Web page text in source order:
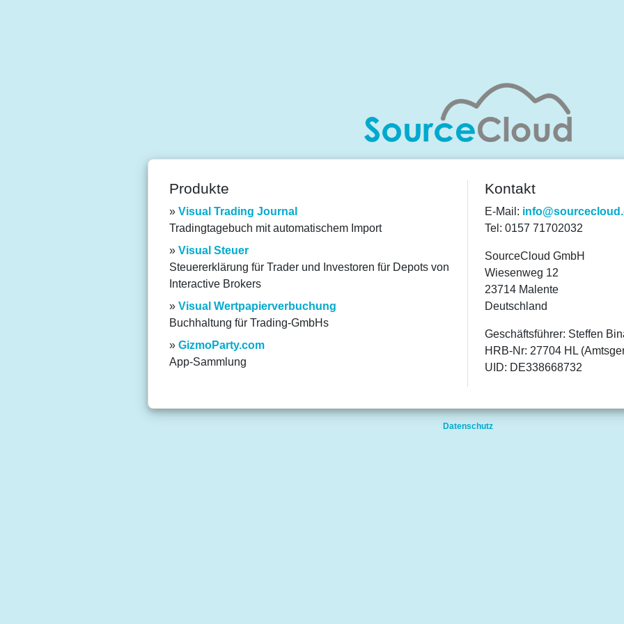
Produkte
Visual Trading Journal
Tradingtagebuch mit automatischem Import
Visual Steuer
Steuererklärung für Trader und Investoren für Depots von
Interactive Brokers
Visual Wertpapierverbuchung
Buchhaltung für Trading-GmbHs
GizmoParty.com
App-Sammlung
Kontakt
E-Mail:
Tel: 0157 71702032
SourceCloud GmbH
Wiesenweg 12
23714 Malente
Deutschland
Geschäftsführer: Steffen
HRB-Nr: 27704 HL
UID: DE338668732
Datenschutz